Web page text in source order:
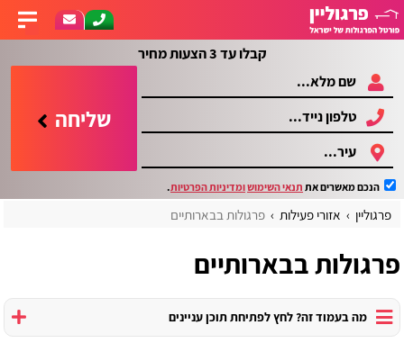
קבלו עד 3 הצעות מחיר
שליחה
הנכם מאשרים את תנאי השימושומדיניות הפרטיות.
פרגוליין אזורי פעילות פרגולות בבארותיים
פרגולות בבארותיים
מה בעמוד זה? לחץ לפתיחת תוכן עניינים